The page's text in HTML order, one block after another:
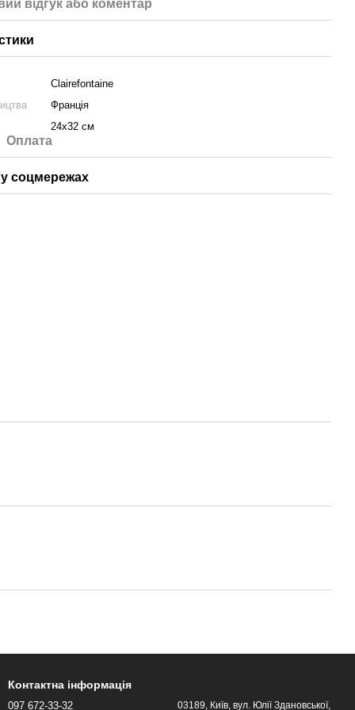
відгук або коментар
Clairefontaine
Франція
24х32 см
Оплата
соцмережах
Контактна інформація
097 672-33-32 03189, Київ, вул. Юлії Здановської,